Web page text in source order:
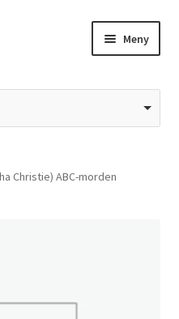
Meny
Christie) ABC-morden